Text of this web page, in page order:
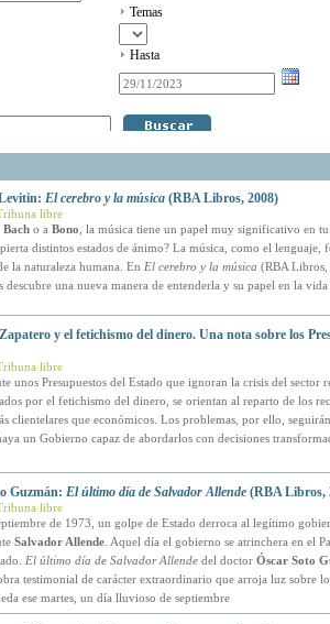
Temas
Hasta
El cerebro y la música(RBA Libros, 2008)
libre
Bacho a Bono , la música tiene un papel muy significativo en
distintos estados de ánimo? La música, como el lenguaje,
la naturaleza humana. En El cerebro y la música (RBA Libros,
descubre una nueva manera de entenderla y su papel en la vida
y el fetichismo del dinero. Una nota sobre los
libre
unos Presupuestos del Estado que ignoran la crisis del sector
por el fetichismo del dinero, se orientan al reparto de los
clientelares que económicos. Los problemas, por ello,
un Gobierno capaz de abordarlos con decisiones
Guzmán: El último día de Salvador Allende(RBA Libros,
libre
de 1973, un golpe de Estado derroca al legítimo
Salvador Allende. Aquel día el gobierno se atrinchera en el
El último día de Salvador Allendedel doctor Óscar Soto
testimonial de carácter extraordinario que arroja luz sobre
ese martes, un día lluvioso de septiembre